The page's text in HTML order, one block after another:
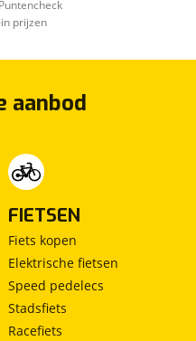
prijzen
aanbod
FIETSEN
Fiets kopen
Elektrische fietsen
Speed pedelecs
Stadsfiets
Racefiets